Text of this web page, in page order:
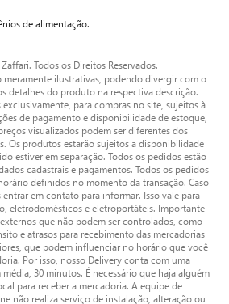
de alimentação.
Todos os Direitos Reservados.
ilustrativas, podendo divergir com o
detalhes do produto na respectiva descrição.
para compras no site, sujeitos à
de pagamento e disponibilidade de estoque,
visualizados podem ser diferentes dos
Os produtos estarão sujeitos a disponibilidade
estiver em separação. Todos os pedidos estão
cadastrais e pagamentos. Todos os pedidos
definidos no momento da transação. Caso
em contato para informar. Isso vale para
eletrodomésticos e eletroportáteis. Importante
que não podem ser controlados, como
e atrasos para recebimento das mercadorias
que podem influenciar no horário que você
Por isso, nosso Delivery conta com uma
30 minutos. É necessário que haja alguém
para receber a mercadoria. A equipe de
não realiza serviço de instalação, alteração ou